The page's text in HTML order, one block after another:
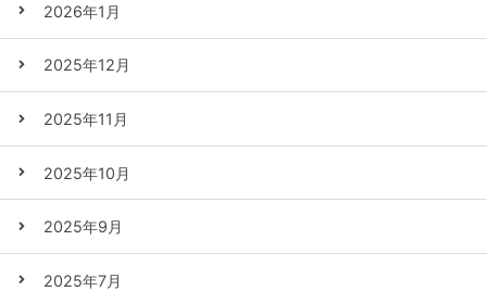
2026年1月
2025年12月
2025年11月
2025年10月
2025年9月
2025年7月